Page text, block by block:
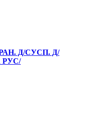
Д/СУСП. Д/
РУС/